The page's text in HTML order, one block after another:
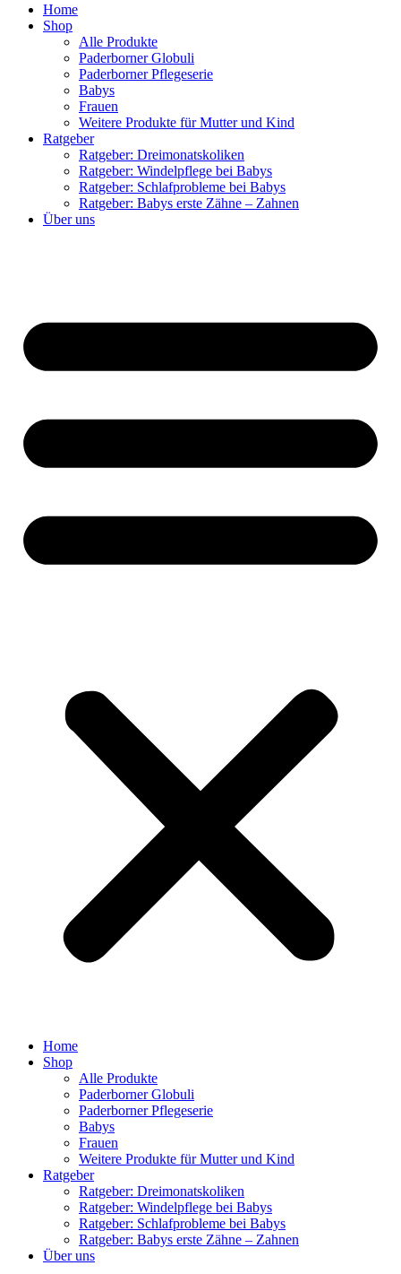
Home
Shop
Alle Produkte
Paderborner Globuli
Paderborner Pflegeserie
Babys
Frauen
Weitere Produkte für Mutter und Kind
Ratgeber
Ratgeber: Dreimonatskoliken
Ratgeber: Windelpflege bei Babys
Ratgeber: Schlafprobleme bei Babys
Ratgeber: Babys erste Zähne – Zahnen
Über uns
Home
Shop
Alle Produkte
Paderborner Globuli
Paderborner Pflegeserie
Babys
Frauen
Weitere Produkte für Mutter und Kind
Ratgeber
Ratgeber: Dreimonatskoliken
Ratgeber: Windelpflege bei Babys
Ratgeber: Schlafprobleme bei Babys
Ratgeber: Babys erste Zähne – Zahnen
Über uns